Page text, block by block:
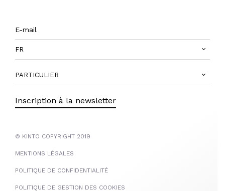
FR
PARTICULIER
Inscription à la newsletter
© KINTO COPYRIGHT 2019
MENTIONS LÉGALES
POLITIQUE DE CONFIDENTIALITÉ
POLITIQUE DE GESTION DES COOKIES